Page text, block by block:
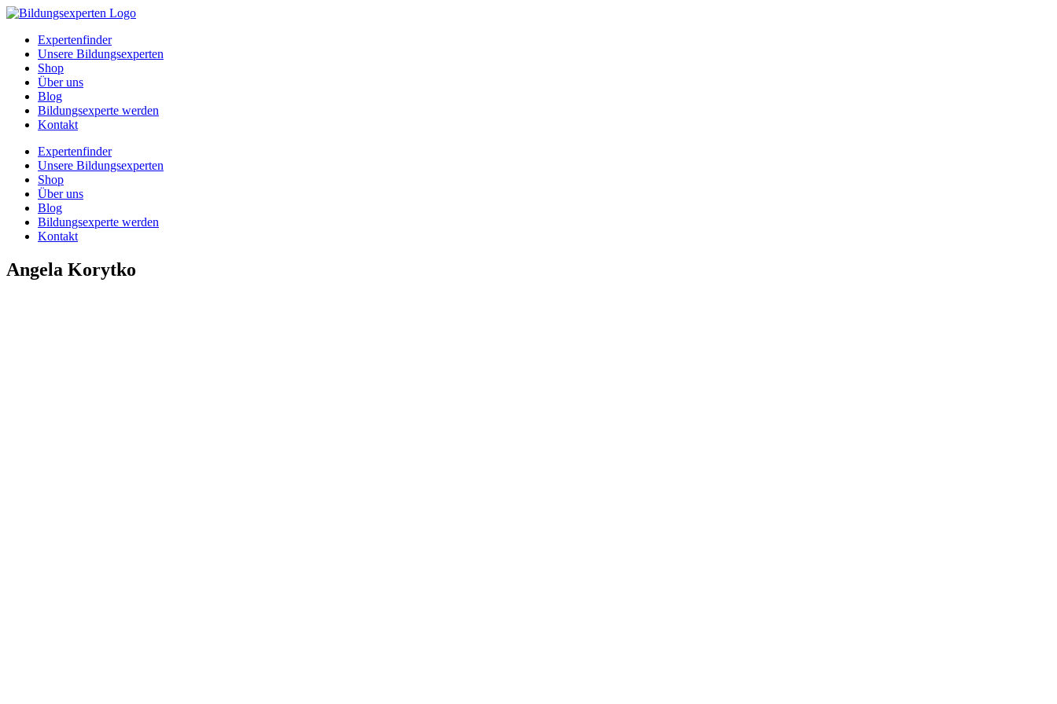
Zum
springenExpertenfinder
Unsere Bildungsexperten
Shop
Über uns
Blog
Bildungsexperte werden
Kontakt
Expertenfinder
Unsere Bildungsexperten
Shop
Über uns
Blog
Bildungsexperte werden
Kontakt
Angela Korytko